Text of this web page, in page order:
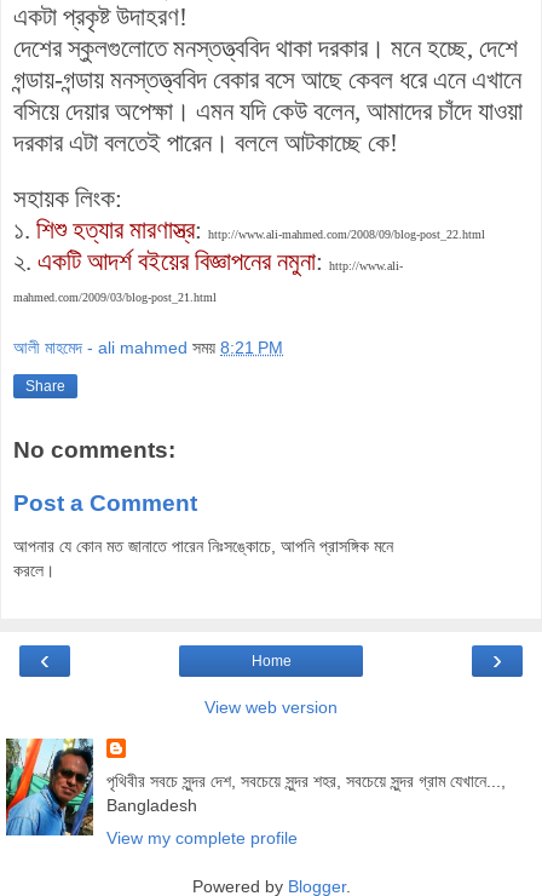
একটা প্রকৃষ্ট উদাহরণ!
দেশের স্কুলগুলোতে মনস্তত্ত্ববিদ থাকা দরকার। মনে হচ্ছে, দেশে
গন্ডায়-গন্ডায় মনস্তত্ত্ববিদ বেকার বসে আছে কেবল ধরে এনে এখানে
বসিয়ে দেয়ার অপেক্ষা। এমন যদি কেউ বলেন, আমাদের চাঁদে যাওয়া
দরকার এটা বলতেই পারেন। বললে আটকাচ্ছে কে!
সহায়ক লিংক:
১. শিশু হত্যার মারণাস্ত্র: http://www.ali-mahmed.com/2008/09/blog-post_22.html
২. একটি আদর্শ বইয়ের বিজ্ঞাপনের নমুনা: http://www.ali-
mahmed.com/2009/03/blog-post_21.html
আলী মাহমেদ - ali mahmed সময় 8:21 PM
Share
No comments:
Post a Comment
আপনার যে কোন মত জানাতে পারেন নিঃসঙ্কোচে, আপনি প্রাসঙ্গিক মনে
করলে।
‹ ›
Home
View web version
পৃথিবীর সবচে সুন্দর দেশ, সবচেয়ে সুন্দর শহর, সবচেয়ে সুন্দর গ্রাম যেখানে...,
Bangladesh
View my complete profile
Powered by Blogger.